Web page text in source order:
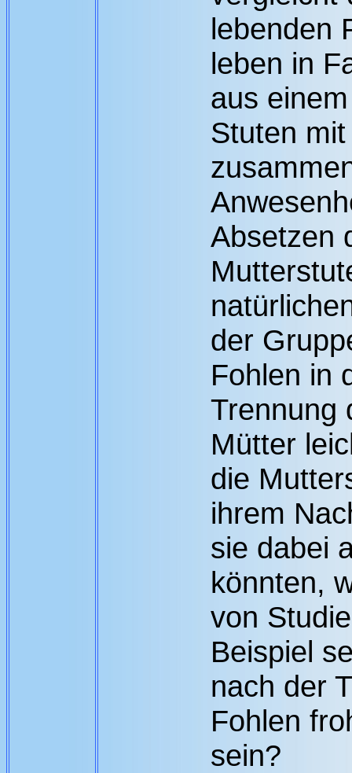
lebenden
leben in
aus
Stuten
Absetzen
der
Fohlen in
Trennung
Mütter
die
ihrem
sie dabei
könnten,
von
Beispiel
nach der
Fohlen
sein?